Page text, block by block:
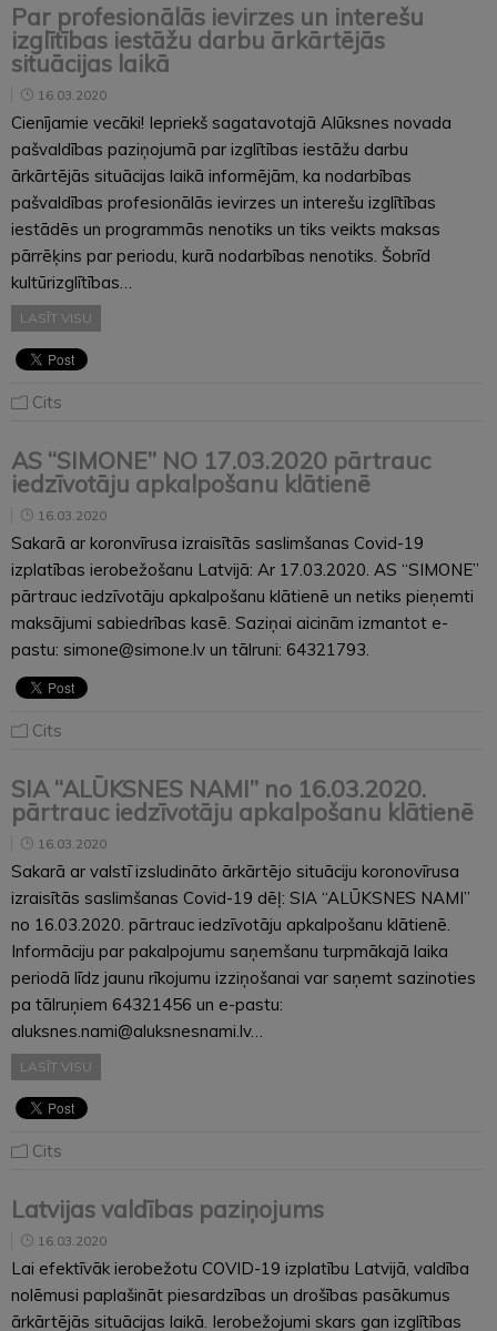
Par profesionālās ievirzes un interešu
izglītības iestāžu darbu ārkārtējās
situācijas laikā
16.03.2020
Cienījamie vecāki! Iepriekš sagatavotajā Alūksnes novada
pašvaldības paziņojumā par izglītības iestāžu darbu
ārkārtējās situācijas laikā informējām, ka nodarbības
pašvaldības profesionālās ievirzes un interešu izglītības
iestādēs un programmās nenotiks un tiks veikts maksas
pārrēķins par periodu, kurā nodarbības nenotiks. Šobrīd
kultūrizglītības…
LASĪT VISU
Cits
AS “SIMONE” NO 17.03.2020 pārtrauc
iedzīvotāju apkalpošanu klātienē
16.03.2020
Sakarā ar koronvīrusa izraisītās saslimšanas Covid-19
izplatības ierobežošanu Latvijā: Ar 17.03.2020. AS “SIMONE”
pārtrauc iedzīvotāju apkalpošanu klātienē un netiks pieņemti
maksājumi sabiedrības kasē. Saziņai aicinām izmantot e-
pastu: simone@simone.lv un tālruni: 64321793.
Cits
SIA “ALŪKSNES NAMI” no 16.03.2020.
pārtrauc iedzīvotāju apkalpošanu klātienē
16.03.2020
Sakarā ar valstī izsludināto ārkārtējo situāciju koronovīrusa
izraisītās saslimšanas Covid-19 dēļ: SIA “ALŪKSNES NAMI”
no 16.03.2020. pārtrauc iedzīvotāju apkalpošanu klātienē.
Informāciju par pakalpojumu saņemšanu turpmākajā laika
periodā līdz jaunu rīkojumu izziņošanai var saņemt sazinoties
pa tālruņiem 64321456 un e-pastu:
aluksnes.nami@aluksnesnami.lv…
LASĪT VISU
Cits
Latvijas valdības paziņojums
16.03.2020
Lai efektīvāk ierobežotu COVID-19 izplatību Latvijā, valdība
nolēmusi paplašināt piesardzības un drošības pasākumus
ārkārtējās situācijas laikā. Ierobežojumi skars gan izglītības